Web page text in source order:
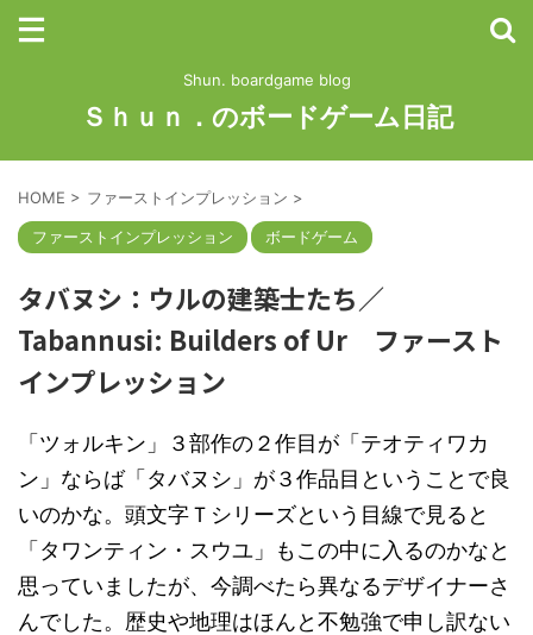
Shun. boardgame blog
Ｓｈｕｎ．のボードゲーム日記
HOME > ファーストインプレッション >
ファーストインプレッション ボードゲーム
タバヌシ：ウルの建築士たち／
Tabannusi: Builders of Ur ファースト
インプレッション
「ツォルキン」３部作の２作目が「テオティワカ
ン」ならば「タバヌシ」が３作品目ということで良
いのかな。頭文字Ｔシリーズという目線で見ると
「タワンティン・スウユ」もこの中に入るのかなと
思っていましたが、今調べたら異なるデザイナーさ
んでした。歴史や地理はほんと不勉強で申し訳ない